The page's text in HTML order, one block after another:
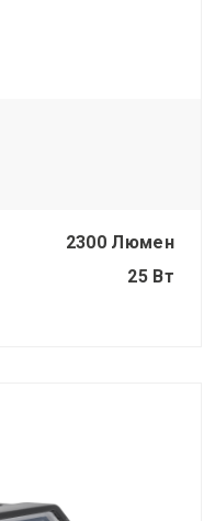
2300 Люмен
25 Вт